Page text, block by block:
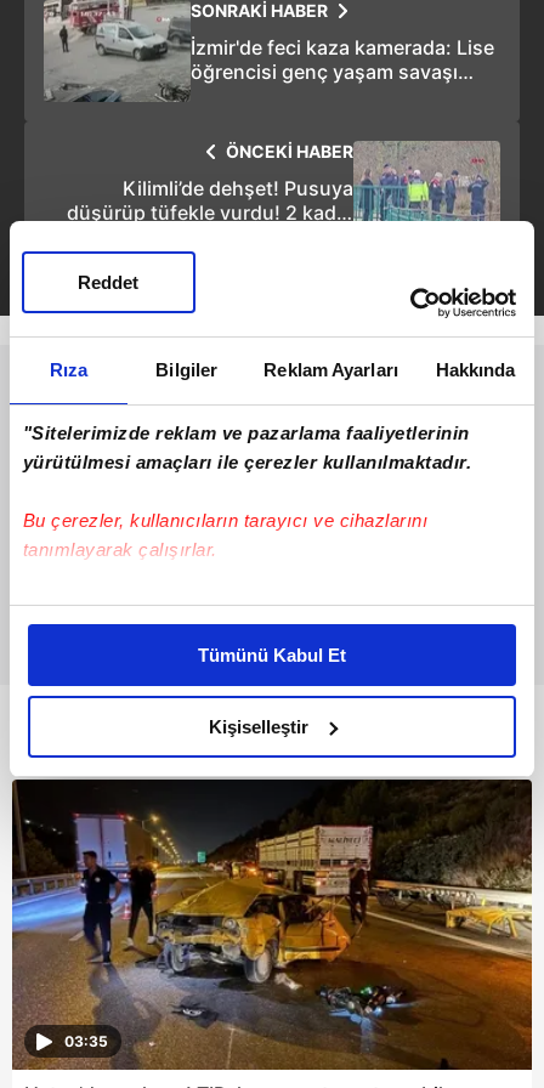
Rıza Bilgiler Reklam Ayarları Hakkında
"Sitelerimizde reklam ve pazarlama faaliyetlerinin
yürütülmesi amaçları ile çerezler kullanılmaktadır.
Bu çerezler, kullanıcıların tarayıcı ve cihazlarını
tanımlayarak çalışırlar.
Bu çerezlere izin vermeniz halinde sizlere özel
daha iyi reklam deneyimi yaşatabiliriz. Bunu yaparken
amacımızın size daha iyi bir reklam deneyimi sunmak
olduğunu ve sizlere en iyi içerikleri sunabilmek adına
elimizden gelen çabayı gösterdiğimizi ve bu noktada,
reklamların maliyetlerimizi karşılamak noktasında tek gelir
kalemimiz olduğunu sizlere hatırlatmak isteriz.
Her halükârda, kullanıcılar, bu çerezlere izin vermedikleri
takdirde, kullanıcılara hedefli reklamlar
gösterilmeyecektir."
Sizlere daha iyi bir hizmet sunabilmek için İnternet
Sitemizde kendimize ve üçüncü kişilere ait çerezler
kullanılmaktadır. Bu çerezler vasıtasıyla çeşitli kişisel
verileriniz işlenmekte olup gerekli olan çerezler bilgi
Tümünü Kabul Et
Kişiselleştir
Reddet
SONRAKİ HABER
İzmir'de feci kaza kamerada: Lise
öğrencisi genç yaşam savaşı
ÖNCEKİ HABER
Kilimli’de dehşet! Pusuya
düşürüp tüfekle vurdu! 2 kadın
Bunlar da Var
03:35